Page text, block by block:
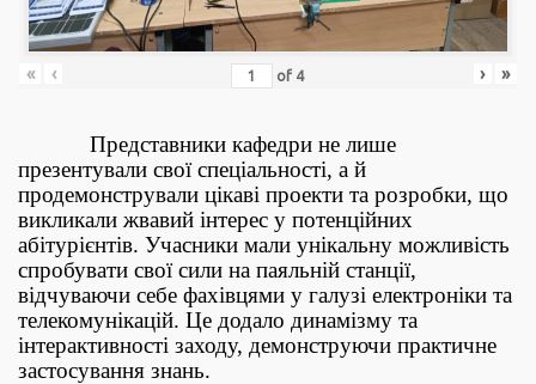
« ‹ of 4 › »
Представники кафедри не лише
презентували свої спеціальності, а й
продемонстрували цікаві проекти та розробки, що
викликали жвавий інтерес у потенційних
абітурієнтів. Учасники мали унікальну можливість
спробувати свої сили на паяльній станції,
відчуваючи себе фахівцями у галузі електроніки та
телекомунікацій. Це додало динамізму та
інтерактивності заходу, демонструючи практичне
застосування знань.